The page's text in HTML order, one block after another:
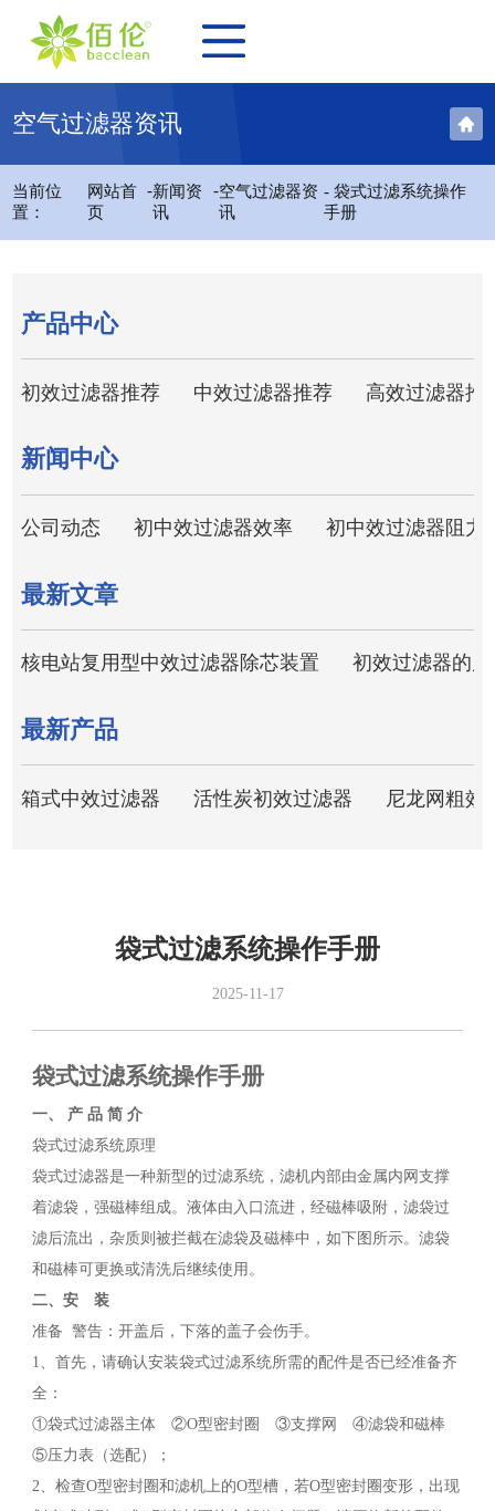
空气过滤器资讯
当前位
置：
网站首
页
-新闻资
讯
-空气过滤器资
讯
- 袋式过滤系统操作
手册
产品中心
初效过滤器推荐 中效过滤器推荐 高效过滤器推
新闻中心
公司动态 初中效过滤器效率 初中效过滤器阻力
最新文章
核电站复用型中效过滤器除芯装置 初效过滤器的
最新产品
箱式中效过滤器 活性炭初效过滤器 尼龙网粗效
袋式过滤系统操作手册
2025-11-17
袋式过滤系统操作手册
一、 产 品 简 介
袋式过滤系统原理
袋式过滤器是一种新型的过滤系统，滤机内部由金属内网支撑
着滤袋，强磁棒组成。液体由入口流进，经磁棒吸附，滤袋过
滤后流出，杂质则被拦截在滤袋及磁棒中，如下图所示。滤袋
和磁棒可更换或清洗后继续使用。
二、安 装
准备 警告：开盖后，下落的盖子会伤手。
1、首先，请确认安装袋式过滤系统所需的配件是否已经准备齐
全：
①袋式过滤器主体 ②O型密封圈 ③支撑网 ④滤袋和磁棒
⑤压力表（选配）；
2、检查O型密封圈和滤机上的O型槽，若O型密封圈变形，出现